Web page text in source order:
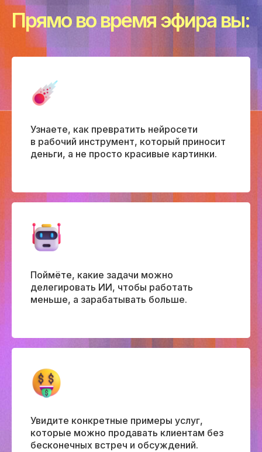
Прямо во время эфира вы:
Узнаете, как превратить нейросети
в рабочий инструмент, который приносит
деньги, а не просто красивые картинки.
Поймёте, какие задачи можно
делегировать ИИ, чтобы работать
меньше, а зарабатывать больше.
Увидите конкретные примеры услуг,
которые можно продавать клиентам без
бесконечных встреч и обсуждений.
нейросетями. Угадаете, где реальный
человек, а где ИИ-версия?
Cоведущая
мастер-класса